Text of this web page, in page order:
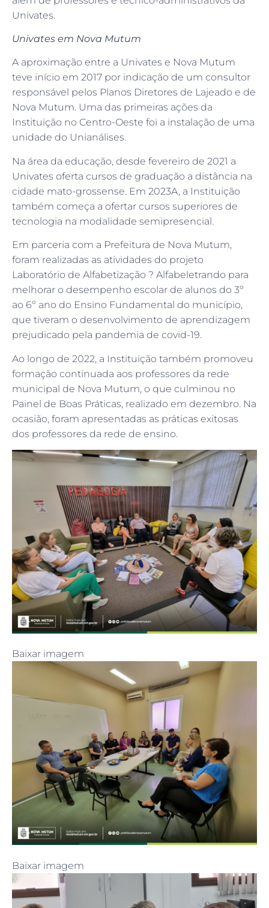
Univates.
Univates em Nova Mutum
A aproximação entre a Univates e Nova Mutum
teve início em 2017 por indicação de um consultor
responsável pelos Planos Diretores de Lajeado e de
Nova Mutum. Uma das primeiras ações da
Instituição no Centro-Oeste foi a instalação de uma
unidade do Unianálises.
Na área da educação, desde fevereiro de 2021 a
Univates oferta cursos de graduação a distância na
cidade mato-grossense. Em 2023A, a Instituição
também começa a ofertar cursos superiores de
tecnologia na modalidade semipresencial.
Em parceria com a Prefeitura de Nova Mutum,
foram realizadas as atividades do projeto
Laboratório de Alfabetização ? Alfabeletrando para
melhorar o desempenho escolar de alunos do 3º
ao 6º ano do Ensino Fundamental do município,
que tiveram o desenvolvimento de aprendizagem
prejudicado pela pandemia de covid-19.
Ao longo de 2022, a Instituição também promoveu
formação continuada aos professores da rede
municipal de Nova Mutum, o que culminou no
Painel de Boas Práticas, realizado em dezembro. Na
ocasião, foram apresentadas as práticas exitosas
dos professores da rede de ensino.
Baixar imagem
Baixar imagem